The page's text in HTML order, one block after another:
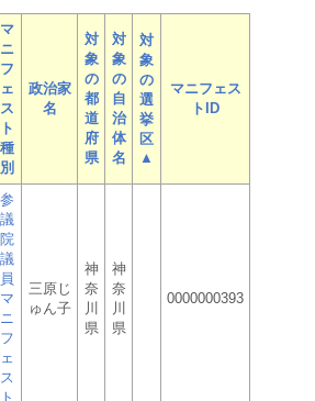
マ
ニ
フ
ェ
ス
ト
種
別
政治家
名
対
象
の
都
道
府
県
対
象
の
自
治
体
名
対
象
の
選
挙
区
▲
マニフェス
トID
参
議
院
議
員
マ
ニ
フ
ェ
ス
ト
三原じ
ゅん子
神
奈
川
県
神
奈
川
県
0000000393